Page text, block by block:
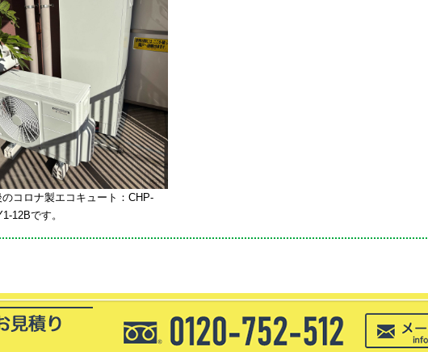
コロナ製エコキュート：CHP-
12Bです。